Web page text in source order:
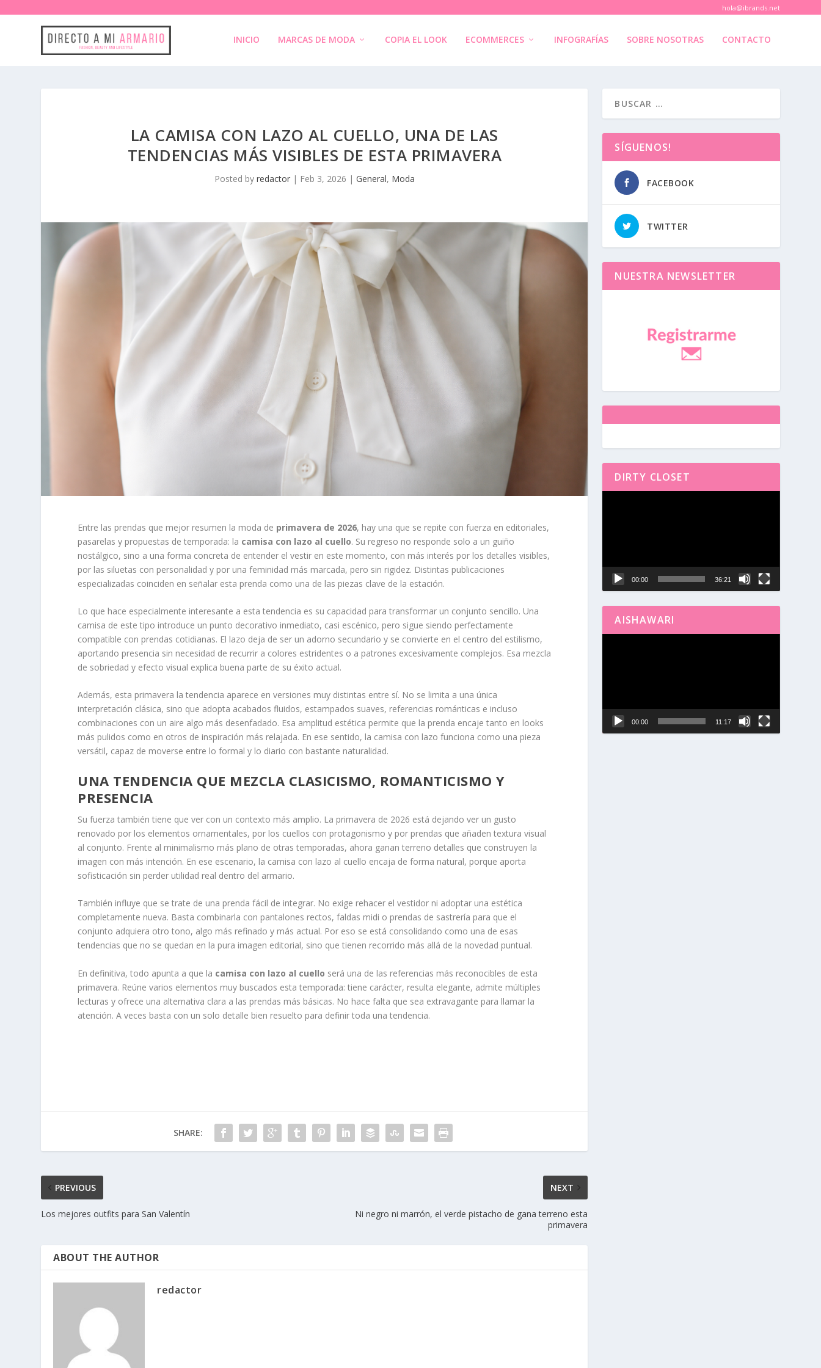
hola@ibrands.net
INICIO MARCAS DE MODA COPIA EL LOOK ECOMMERCES INFOGRAFÍAS SOBRE NOSOTRAS CONTACTO
LA CAMISA CON LAZO AL CUELLO, UNA DE LAS
TENDENCIAS MÁS VISIBLES DE ESTA PRIMAVERA
Posted by redactor| Feb 3, 2026 | General, Moda
Entre las prendas que mejor resumen la moda de primavera de 2026, hay una que se repite con fuerza en editoriales,
pasarelas y propuestas de temporada: la camisa con lazo al cuello. Su regreso no responde solo a un guiño
nostálgico, sino a una forma concreta de entender el vestir en este momento, con más interés por los detalles visibles,
por las siluetas con personalidad y por una feminidad más marcada, pero sin rigidez. Distintas publicaciones
especializadas coinciden en señalar esta prenda como una de las piezas clave de la estación.
Lo que hace especialmente interesante a esta tendencia es su capacidad para transformar un conjunto sencillo. Una
camisa de este tipo introduce un punto decorativo inmediato, casi escénico, pero sigue siendo perfectamente
compatible con prendas cotidianas. El lazo deja de ser un adorno secundario y se convierte en el centro del estilismo,
aportando presencia sin necesidad de recurrir a colores estridentes o a patrones excesivamente complejos. Esa mezcla
de sobriedad y efecto visual explica buena parte de su éxito actual.
Además, esta primavera la tendencia aparece en versiones muy distintas entre sí. No se limita a una única
interpretación clásica, sino que adopta acabados fluidos, estampados suaves, referencias románticas e incluso
combinaciones con un aire algo más desenfadado. Esa amplitud estética permite que la prenda encaje tanto en looks
más pulidos como en otros de inspiración más relajada. En ese sentido, la camisa con lazo funciona como una pieza
versátil, capaz de moverse entre lo formal y lo diario con bastante naturalidad.
UNA TENDENCIA QUE MEZCLA CLASICISMO, ROMANTICISMO Y
PRESENCIA
Su fuerza también tiene que ver con un contexto más amplio. La primavera de 2026 está dejando ver un gusto
renovado por los elementos ornamentales, por los cuellos con protagonismo y por prendas que añaden textura visual
al conjunto. Frente al minimalismo más plano de otras temporadas, ahora ganan terreno detalles que construyen la
imagen con más intención. En ese escenario, la camisa con lazo al cuello encaja de forma natural, porque aporta
sofisticación sin perder utilidad real dentro del armario.
También influye que se trate de una prenda fácil de integrar. No exige rehacer el vestidor ni adoptar una estética
completamente nueva. Basta combinarla con pantalones rectos, faldas midi o prendas de sastrería para que el
conjunto adquiera otro tono, algo más refinado y más actual. Por eso se está consolidando como una de esas
tendencias que no se quedan en la pura imagen editorial, sino que tienen recorrido más allá de la novedad puntual.
En definitiva, todo apunta a que la camisa con lazo al cuello será una de las referencias más reconocibles de esta
primavera. Reúne varios elementos muy buscados esta temporada: tiene carácter, resulta elegante, admite múltiples
lecturas y ofrece una alternativa clara a las prendas más básicas. No hace falta que sea extravagante para llamar la
atención. A veces basta con un solo detalle bien resuelto para definir toda una tendencia.
SHARE:
PREVIOUS
Los mejores outfits para San Valentín
NEXT
Ni negro ni marrón, el verde pistacho de gana terreno esta
primavera
ABOUT THE AUTHOR
redactor
SÍGUENOS!
FACEBOOK
TWITTER
NUESTRA NEWSLETTER
DIRTY CLOSET
00:00 36:21
AISHAWARI
00:00 11:17